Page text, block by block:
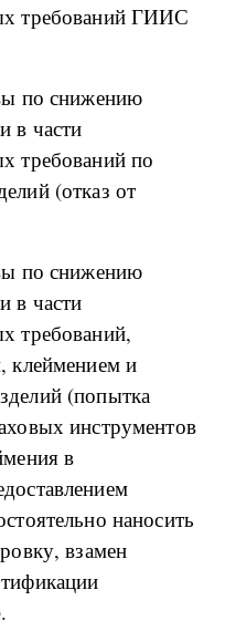
требований ГИИС
по снижению
в части
требований по
(отказ от
по снижению
в части
требований,
клеймением и
(попытка
инструментов
в
наносить
взамен